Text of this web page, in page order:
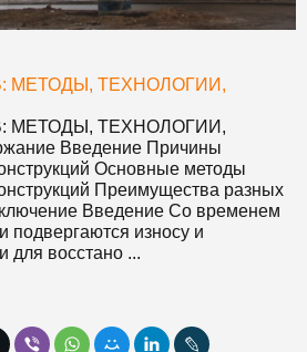
МЕТОДЫ, ТЕХНОЛОГИИ,
МЕТОДЫ, ТЕХНОЛОГИИ,
Введение Причины
Основные методы
Преимущества разных
Введение Со временем
подвергаются износу и
для восстано ...